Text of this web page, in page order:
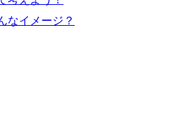
なイメージ？